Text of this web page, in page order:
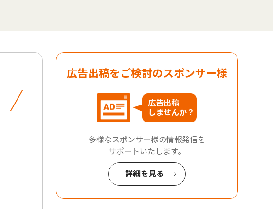
広告出稿をご検討のスポンサー様
広告出稿
しませんか？
多様なスポンサー様の情報発信を
サポートいたします。
詳細を見る